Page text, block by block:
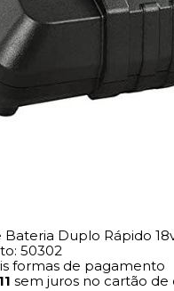
Duplo Rápido
50302
formas de pagamento
sem juros no cartão de